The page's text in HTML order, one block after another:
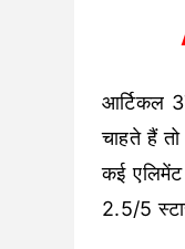
आर्टिकल
चाहते हैं
कई
2.5/5